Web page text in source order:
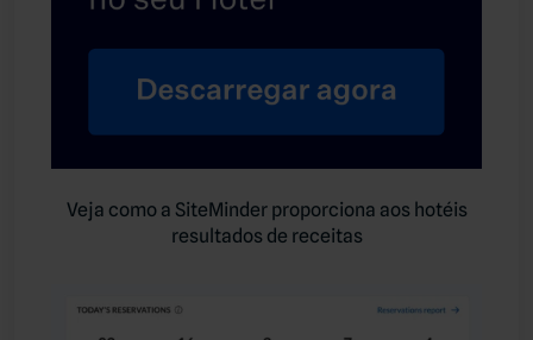
Veja como a SiteMinder proporciona aos hotéis
resultados de receitas